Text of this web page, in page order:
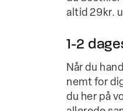
altid 29kr.
1-2
Når du
nemt for
du her på